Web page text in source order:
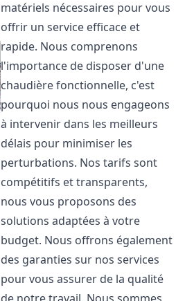
matériels nécessaires pour vous
offrir un service efficace et
rapide. Nous comprenons
l'importance de disposer d'une
chaudière fonctionnelle, c'est
pourquoi nous nous engageons
à intervenir dans les meilleurs
délais pour minimiser les
perturbations. Nos tarifs sont
compétitifs et transparents,
nous vous proposons des
solutions adaptées à votre
budget. Nous offrons également
des garanties sur nos services
pour vous assurer de la qualité